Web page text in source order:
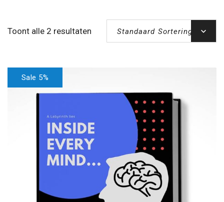
Toont alle 2 resultaten Standaard Sortering
Sale 5%